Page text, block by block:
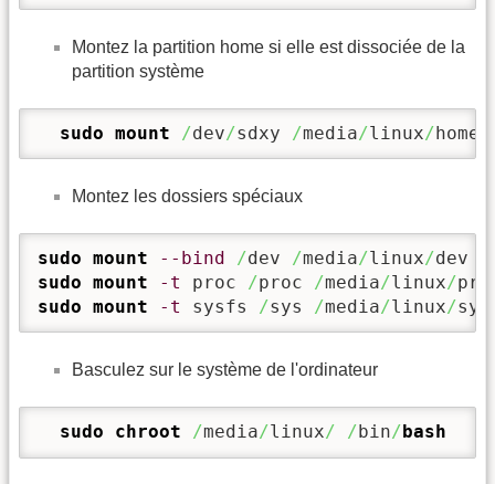
Montez la partition home si elle est dissociée de la
partition système
sudo mount /dev/sdxy /media/linux/home
Montez les dossiers spéciaux
sudo mount --bind /dev /media/linux/
sudo mount -t proc /proc /media/linux/
sudo mount -t sysfs /sys /media/linux/sys
Basculez sur le système de l'ordinateur
sudo chroot /media/linux/ / bin/ bash